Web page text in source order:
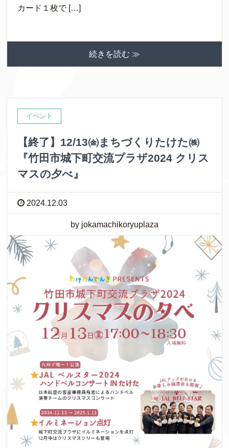
カード１枚で […]
続きを読む ≫
イベント
【終了】12/13㈮まちづくりたけた㈱
『竹田市城下町交流プラザ2024 クリス
マスの夕べ』
2024.12.03
by jokamachikoryuplaza